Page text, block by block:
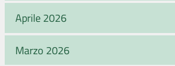
Aprile 2026
Marzo 2026